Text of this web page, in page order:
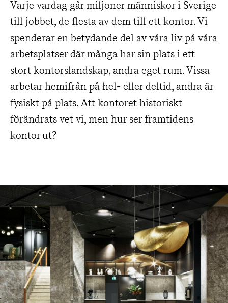
Varje vardag går miljoner människor i Sverige
till jobbet, de flesta av dem till ett kontor. Vi
spenderar en betydande del av våra liv på våra
arbetsplatser där många har sin plats i ett
stort kontorslandskap, andra eget rum. Vissa
arbetar hemifrån på hel- eller deltid, andra är
fysiskt på plats. Att kontoret historiskt
förändrats vet vi, men hur ser framtidens
kontor ut?